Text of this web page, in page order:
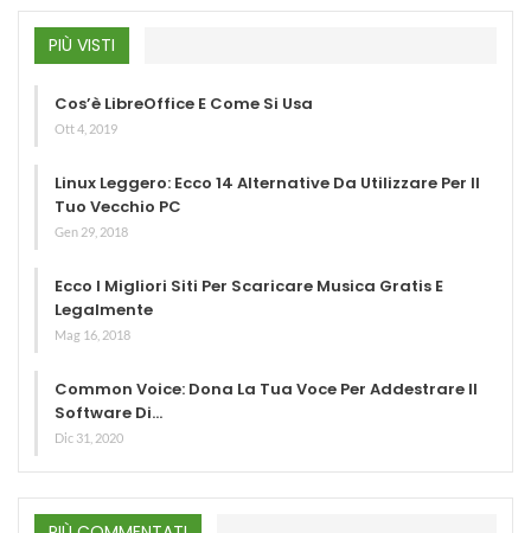
PIÙ VISTI
Cos’è LibreOffice E Come Si Usa
Ott 4, 2019
Linux Leggero: Ecco 14 Alternative Da Utilizzare Per Il
Tuo Vecchio PC
Gen 29, 2018
Ecco I Migliori Siti Per Scaricare Musica Gratis E
Legalmente
Mag 16, 2018
Common Voice: Dona La Tua Voce Per Addestrare Il
Software Di…
Dic 31, 2020